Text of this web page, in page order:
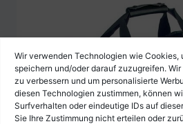
Wir verwenden Technologien wie Cookies,
speichern und/oder darauf zuzugreifen.
zu verbessern und um personalisierte
diesen Technologien zustimmen, können
Surfverhalten oder eindeutige IDs auf
Sie Ihre Zustimmung nicht erteilen oder